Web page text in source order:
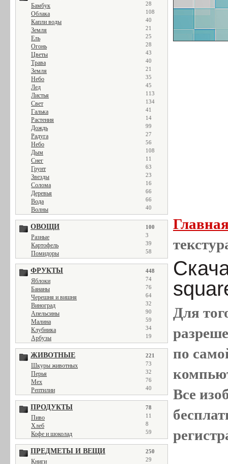
Бамбук 28
Облака 108
Капли воды 40
Земля 21
Ель 25
Огонь 28
Цветы 43
Трава 40
Земля 21
Небо 35
Лед 45
Листья 113
Свет 134
Галька 41
Растения 14
Дождь 99
Радуга 27
Небо 56
Дым 108
Снег 11
Грунт 63
Звезды 23
Солома 16
Деревья 66
Вода 66
Волны 40
ОВОЩИ 100
Разные 3
Картофель 39
Помидоры 58
ФРУКТЫ 448
Яблоки 74
Бананы 76
Черешня и вишня 64
Виноград 32
Апельсины 90
Малина 59
Клубника 34
Арбузы 19
ЖИВОТНЫЕ 221
Шкуры животных 73
Перья 32
Мех 76
Рептилии 40
ПРОДУКТЫ 78
Пиво 11
Хлеб 8
Кофе и шоколад 59
ПРЕДМЕТЫ И ВЕЩИ 250
Книги 29
Для
по
Все